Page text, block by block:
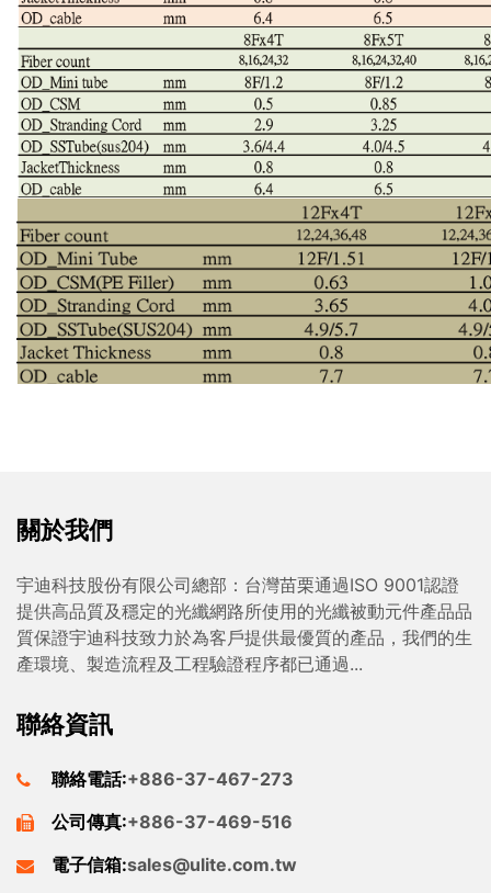
關於我們
宇迪科技股份有限公司總部：台灣苗栗通過ISO 9001認證
提供高品質及穩定的光纖網路所使用的光纖被動元件產品品
質保證宇迪科技致力於為客戶提供最優質的產品，我們的生
產環境、製造流程及工程驗證程序都已通過...
聯絡資訊
聯絡電話:+886-37-467-273
公司傳真:+886-37-469-516
電子信箱:sales@ulite.com.tw